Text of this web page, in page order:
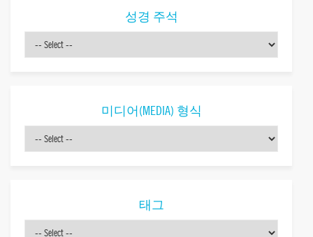
성경 주석
미디어(MEDIA) 형식
태그